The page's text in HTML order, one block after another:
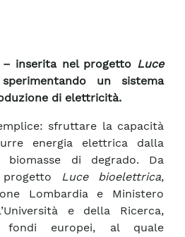
– inserita nel progetto Luce
un sistema
di elettricità.
sfruttare la capacità
energia elettrica dalla
biomasse di degrado. Da
Luce bioelettrica,
Lombardia e Ministero
e della Ricerca,
fondi europei, al quale